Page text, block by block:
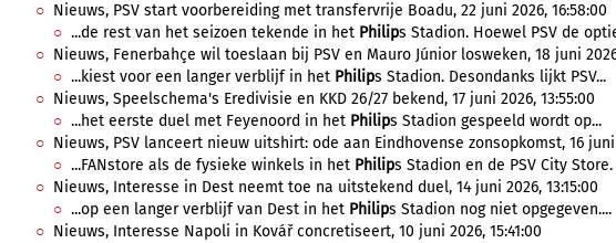
Nieuws, PSV start voorbereiding met transfervrije Boadu, 22 juni 2026, 16:58:00
...de rest van het seizoen tekende in het Philips Stadion. Hoewel PSV de
Nieuws, Fenerbahçe wil toeslaan bij PSV en Mauro Júnior losweken, 18 juni
...kiest voor een langer verblijf in het Philips Stadion. Desondanks lijkt PSV...
Nieuws, Speelschema's Eredivisie en KKD 26/27 bekend, 17 juni 2026, 13:55:00
...het eerste duel met Feyenoord in het Philips Stadion gespeeld wordt op...
Nieuws, PSV lanceert nieuw uitshirt: ode aan Eindhovense zonsopkomst, 16 juni
...FANstore als de fysieke winkels in het Philips Stadion en de PSV City Store.
Nieuws, Interesse in Dest neemt toe na uitstekend duel, 14 juni 2026, 13:15:00
...op een langer verblijf van Dest in het Philips Stadion nog niet opgegeven....
Nieuws, Interesse Napoli in Kovář concretiseert, 10 juni 2026, 15:41:00